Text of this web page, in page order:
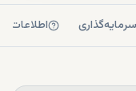
سرمایه‌گذاری اطلاعات